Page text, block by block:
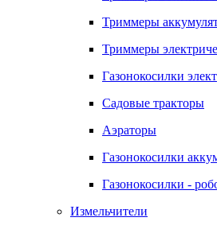
Триммеры
Триммеры
Газонокосилки
Садовые тракторы
Аэраторы
Газонокосилки
Газонокосилки -
Измельчители